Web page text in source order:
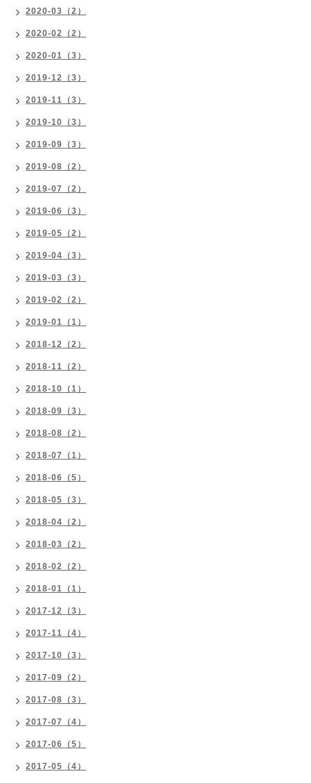
2020-03（2）
2020-02（2）
2020-01（3）
2019-12（3）
2019-11（3）
2019-10（3）
2019-09（3）
2019-08（2）
2019-07（2）
2019-06（3）
2019-05（2）
2019-04（3）
2019-03（3）
2019-02（2）
2019-01（1）
2018-12（2）
2018-11（2）
2018-10（1）
2018-09（3）
2018-08（2）
2018-07（1）
2018-06（5）
2018-05（3）
2018-04（2）
2018-03（2）
2018-02（2）
2018-01（1）
2017-12（3）
2017-11（4）
2017-10（3）
2017-09（2）
2017-08（3）
2017-07（4）
2017-06（5）
2017-05（4）